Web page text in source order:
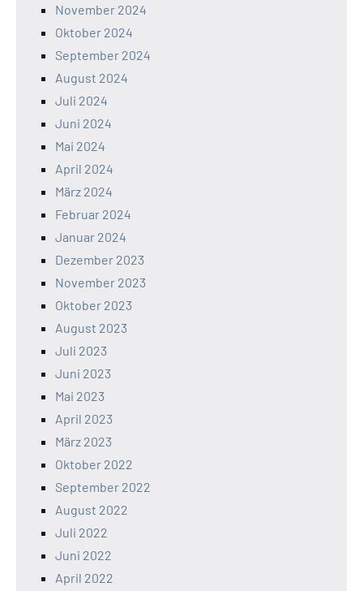
November 2024
Oktober 2024
September 2024
August 2024
Juli 2024
Juni 2024
Mai 2024
April 2024
März 2024
Februar 2024
Januar 2024
Dezember 2023
November 2023
Oktober 2023
August 2023
Juli 2023
Juni 2023
Mai 2023
April 2023
März 2023
Oktober 2022
September 2022
August 2022
Juli 2022
Juni 2022
April 2022